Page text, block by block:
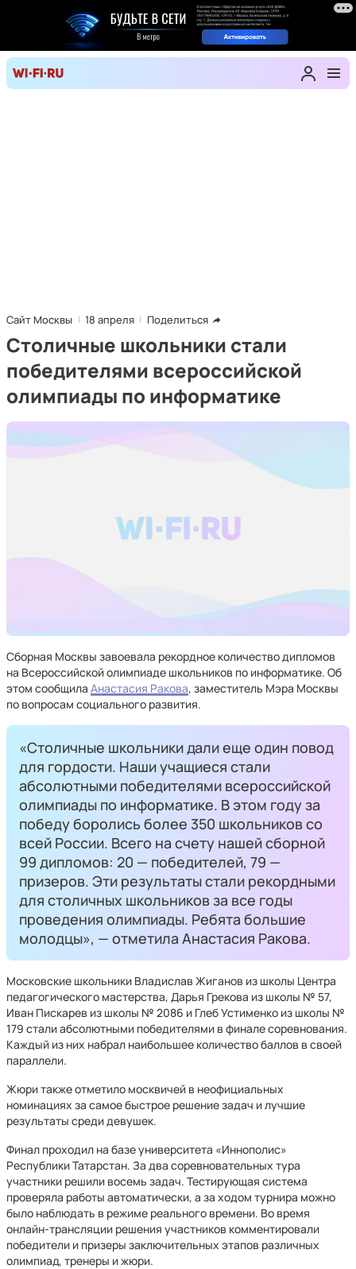
Сайт Москвы 18 апреля Поделиться
Столичные школьники стали
победителями всероссийской
олимпиады по информатике
Сборная Москвы завоевала рекордное количество дипломов
на Всероссийской олимпиаде школьников по информатике. Об
этом сообщила Анастасия Ракова, заместитель Мэра Москвы
по вопросам социального развития.
«Столичные школьники дали еще один повод
для гордости. Наши учащиеся стали
абсолютными победителями всероссийской
олимпиады по информатике. В этом году за
победу боролись более 350 школьников со
всей России. Всего на счету нашей сборной
99 дипломов: 20 — победителей, 79 —
призеров. Эти результаты стали рекордными
для столичных школьников за все годы
проведения олимпиады. Ребята большие
молодцы», — отметила Анастасия Ракова.
Московские школьники Владислав Жиганов из школы Центра
педагогического мастерства, Дарья Грекова из школы № 57,
Иван Пискарев из школы № 2086 и Глеб Устименко из школы №
179 стали абсолютными победителями в финале соревнования.
Каждый из них набрал наибольшее количество баллов в своей
параллели.
Жюри также отметило москвичей в неофициальных
номинациях за самое быстрое решение задач и лучшие
результаты среди девушек.
Финал проходил на базе университета «Иннополис»
Республики Татарстан. За два соревновательных тура
участники решили восемь задач. Тестирующая система
проверяла работы автоматически, а за ходом турнира можно
было наблюдать в режиме реального времени. Во время
онлайн-трансляции решения участников комментировали
победители и призеры заключительных этапов различных
олимпиад, тренеры и жюри.